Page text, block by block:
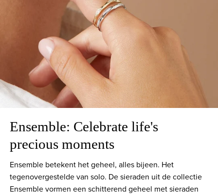
Ensemble: Celebrate life's
precious moments
Ensemble betekent het geheel, alles bijeen. Het
tegenovergestelde van solo. De sieraden uit de collectie
Ensemble vormen een schitterend geheel met sieraden